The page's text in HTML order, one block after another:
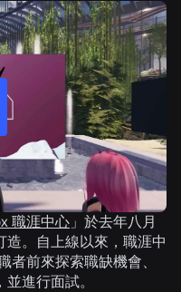
職涯中心 」於去年八月
。自上線以來，職涯中
前來探索職缺機會、
進行面試。